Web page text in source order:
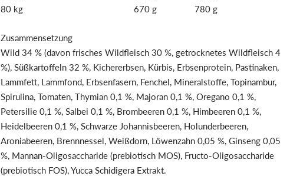
80 kg 670 g 780 g
Zusammensetzung
Wild 34 % (davon frisches Wildfleisch 30 %, getrocknetes Wildfleisch 4
%), Süßkartoffeln 32 %, Kichererbsen, Kürbis, Erbsenprotein, Pastinaken,
Lammfett, Lammfond, Erbsenfasern, Fenchel, Mineralstoffe, Topinambur,
Spirulina, Tomaten, Thymian 0,1 %, Majoran 0,1 %, Oregano 0,1 %,
Petersilie 0,1 %, Salbei 0,1 %, Brombeeren 0,1 %, Himbeeren 0,1 %,
Heidelbeeren 0,1 %, Schwarze Johannisbeeren, Holunderbeeren,
Aroniabeeren, Brennnessel, Weißdorn, Löwenzahn 0,05 %, Ginseng 0,05
%, Mannan-Oligosaccharide (prebiotisch MOS), Fructo-Oligosaccharide
(prebiotisch FOS), Yucca Schidigera Extrakt.